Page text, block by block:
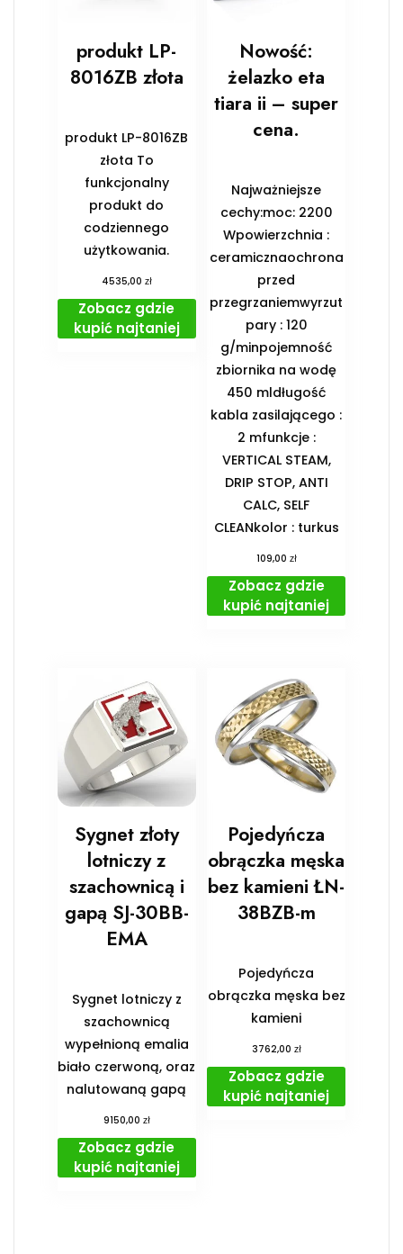
produkt LP-
8016ZB złota
produkt LP-8016ZB
złota To
funkcjonalny
produkt do
codziennego
użytkowania.
4535,00 zł
Zobacz gdzie
kupić najtaniej
Nowość:
żelazko eta
tiara ii – super
cena.
Najważniejsze
cechy:moc: 2200
Wpowierzchnia :
ceramicznaochrona
przed
przegrzaniemwyrzut
pary : 120
g/minpojemność
zbiornika na wodę
450 mldługość
kabla zasilającego :
2 mfunkcje :
VERTICAL STEAM,
DRIP STOP, ANTI
CALC, SELF
CLEANkolor : turkus
109,00 zł
Zobacz gdzie
kupić najtaniej
Sygnet złoty
lotniczy z
szachownicą i
gapą SJ-30BB-
EMA
Sygnet lotniczy z
szachownicą
wypełnioną emalia
biało czerwoną, oraz
nalutowaną gapą
9150,00 zł
Zobacz gdzie
kupić najtaniej
Pojedyńcza
obrączka męska
bez kamieni ŁN-
38BZB-m
Pojedyńcza
obrączka męska bez
kamieni
3762,00 zł
Zobacz gdzie
kupić najtaniej